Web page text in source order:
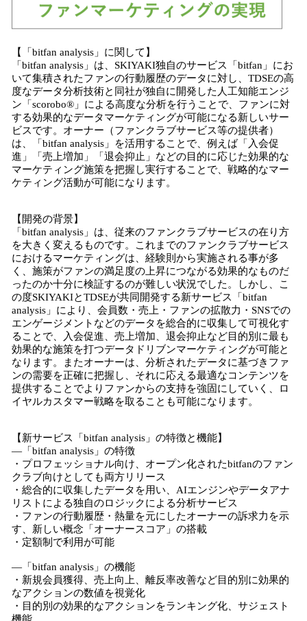
【「bitfan analysis」に関して】
「bitfan analysis」は、SKIYAKI独自のサービス「bitfan」にお
いて集積されたファンの行動履歴のデータに対し、TDSEの高
度なデータ分析技術と同社が独自に開発した人工知能エンジ
ン「scorobo®」による高度な分析を行うことで、ファンに対
する効果的なデータマーケティングが可能になる新しいサー
ビスです。オーナー（ファンクラブサービス等の提供者）
は、「bitfan analysis」を活用することで、例えば「入会促
進」「売上増加」「退会抑止」などの目的に応じた効果的な
マーケティング施策を把握し実行することで、戦略的なマー
ケティング活動が可能になります。
【開発の背景】
「bitfan analysis」は、従来のファンクラブサービスの在り方
を大きく変えるものです。これまでのファンクラブサービス
におけるマーケティングは、経験則から実施される事が多
く、施策がファンの満足度の上昇につながる効果的なものだ
ったのか十分に検証するのが難しい状況でした。しかし、こ
の度SKIYAKIとTDSEが共同開発する新サービス「bitfan
analysis」により、会員数・売上・ファンの拡散力・SNSでの
エンゲージメントなどのデータを総合的に収集して可視化す
ることで、入会促進、売上増加、退会抑止など目的別に最も
効果的な施策を打つデータドリブンマーケティングが可能と
なります。またオーナーは、分析されたデータに基づきファ
ンの需要を正確に把握し、それに応える最適なコンテンツを
提供することでよりファンからの支持を強固にしていく、ロ
イヤルカスタマー戦略を取ることも可能になります。
【新サービス「bitfan analysis」の特徴と機能】
―「bitfan analysis」の特徴
・プロフェッショナル向け、オープン化されたbitfanのファン
クラブ向けとしても両方リリース
・総合的に収集したデータを用い、AIエンジンやデータアナ
リストによる独自のロジックによる分析サービス
・ファンの行動履歴・熱量を元にしたオーナーの訴求力を示
す、新しい概念「オーナースコア」の搭載
・定額制で利用が可能
―「bitfan analysis」の機能
・新規会員獲得、売上向上、離反率改善など目的別に効果的
なアクションの数値を視覚化
・目的別の効果的なアクションをランキング化、サジェスト